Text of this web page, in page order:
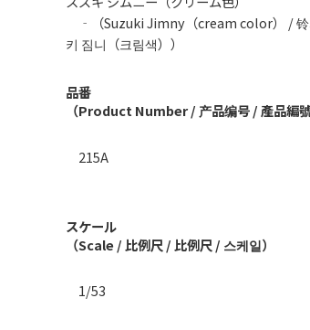
‐（Suzuki Jimny（cream color） / 铃
키 짐니（크림색））
品番
（Product Number / 产品编号 / 產品編號
215A
スケール
（Scale / 比例尺 / 比例尺 / 스케일）
1/53